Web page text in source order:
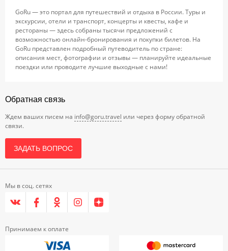
GoRu — это портал для путешествий и отдыха в России. Туры и
экскурсии, отели и транспорт, концерты и квесты, кафе и
рестораны — здесь собраны тысячи предложений с
возможностью онлайн-бронирования и покупки билетов. На
GoRu представлен подробный путеводитель по стране:
описания мест, фотографии и отзывы — планируйте идеальные
поездки или проводите лучшие выходные с нами!
Обратная связь
Ждем ваших писем на info@goru.travel или через форму обратной
связи.
ЗАДАТЬ ВОПРОС
Мы в соц. сетях
Принимаем к оплате